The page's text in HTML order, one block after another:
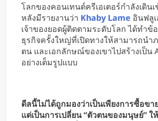
โลกของคอนเทนต์ครีเอเตอร์กำลังเดิน
หลังมีรายงานว่า Khaby Lame อินฟลู
เจ้าของยอดผู้ติดตามระดับโลก ได้ทำข้
ธุรกิจครั้งใหญ่ที่เปิดทางให้สามารถน
ตน และเอกลักษณ์ของเขาไปสร้างเป็น
อย่างเต็มรูปแบบ
ดีลนี้ไม่ได้ถูกมองว่าเป็นเพียงการซื้อข
แต่เป็นการเปลี่ยน “ตัวตนของมนุษย์” ใ